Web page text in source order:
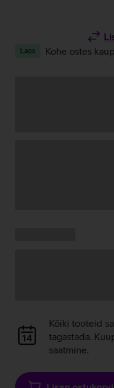
Laos Kohe ostes
Andmete
laadimine
Kõiki tooteid
tagastada.
saatmine.